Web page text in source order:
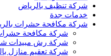
شركة تنظيف بالرياض
خدمات جدة
شركة مكافحة حشرات
شركة مكافحة
شركة رش مبيدات
شركة تعقيم منازل